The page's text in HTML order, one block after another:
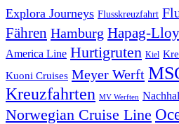
Explora Journeys Flusskreuzfahrt
Fähren Hamburg Hapag-
America Line Hurtigruten Kiel
Kuoni Cruises Meyer Werft
Kreuzfahrten MV Werften
Norwegian Cruise Line